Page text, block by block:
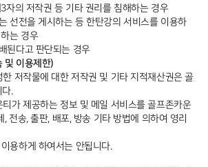
의 저작권 등 기타 권리를 침해하는 경우
선전을 게시하는 등 한탄강의 서비스를 이용하
는 경우
된다고 판단되는 경우
및 이용제한)
한 저작물에 대한 저작권 및 기타 지적재산권은 골
다.
티가 제공하는 정보 및 메일 서비스를 골프존카운
전송, 출판, 배포, 방송 기타 방법에 의하여 영리
용하게 하여서는 안됩니다.